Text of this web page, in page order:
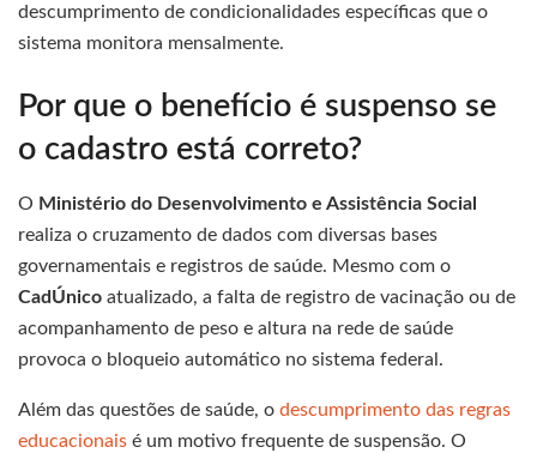
descumprimento de condicionalidades específicas que o
sistema monitora mensalmente.
Por que o benefício é suspenso se
o cadastro está correto?
O Ministério do Desenvolvimento e Assistência Social
realiza o cruzamento de dados com diversas bases
governamentais e registros de saúde. Mesmo com o
CadÚnico atualizado, a falta de registro de vacinação ou de
acompanhamento de peso e altura na rede de saúde
provoca o bloqueio automático no sistema federal.
Além das questões de saúde, o descumprimento das regras
educacionais é um motivo frequente de suspensão. O